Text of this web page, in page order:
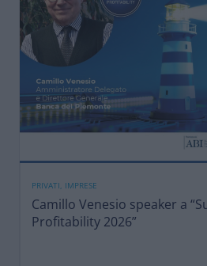
PRIVATI, IMPRESE
Camillo Venesio speaker a
Profitability 2026”